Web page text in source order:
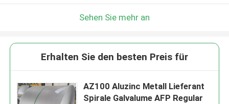
Sehen Sie mehr an
Erhalten Sie den besten Preis für
AZ100 Aluzinc Metall Lieferant
Spirale Galvalume AFP Regular